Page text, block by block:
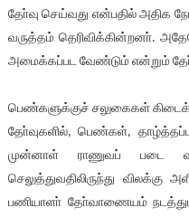
தோ்வு செய்வது என்பதில் அதிக
வருத்தம் தெரிவிக்கின்றனா்.
அமைக்கப்பட வேண்டும் என்றும்
பெண்களுக்குச் சலுகைகள்
தோ்வுகளில், பெண்கள்,
முன்னாள் ராணுவப் படை
செலுத்துவதிலிருந்து விலக்கு
பணியாளா் தோ்வாணையம்